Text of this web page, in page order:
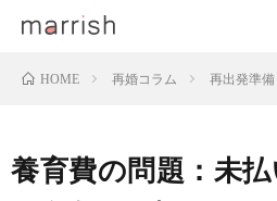
HOME 再婚コラム 再出発準備
養育費の問題：未